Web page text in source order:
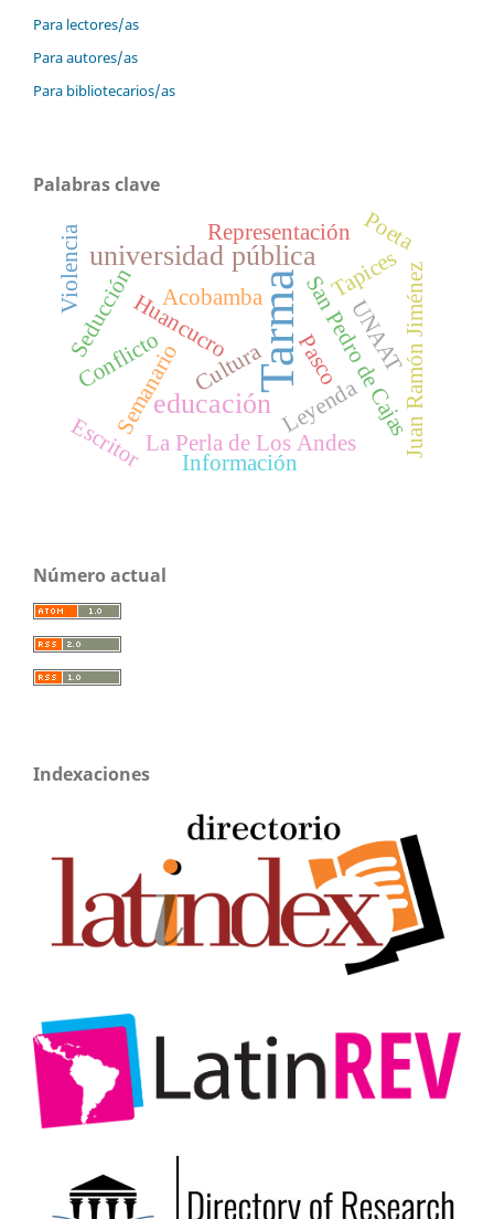
Para lectores/as
Para autores/as
Para bibliotecarios/as
Palabras clave
Tarma
universidad pública
educación San Pedro de Cajas
Huancucro
Leyenda
Acobamba Tapices
Seducción
La Perla de Los Andes Juan Ramón Jiménez
Semanario
Información
Cultura UNAAT
Pasco
Conflicto
Representación
Escritor
Poeta
Violencia
Número actual
Indexaciones